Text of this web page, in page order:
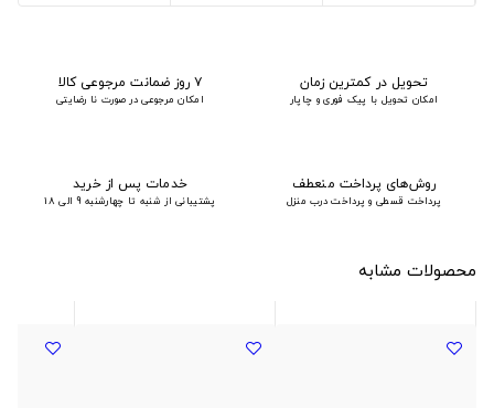
تحویل در کمترین زمان
امکان تحویل با پیک فوری و چاپار
۷ روز ضمانت مرجوعی کالا
امکان مرجوعی در صورت نا رضایتی
روش‌های پرداخت منعطف
پرداخت قسطی و پرداخت درب منزل
خدمات پس از خرید
پشتیبانی از شنبه تا چهارشنبه 9 الی 18
محصولات مشابه